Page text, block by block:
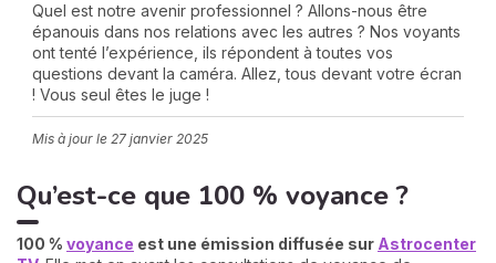
Quel est notre avenir professionnel ? Allons-nous être
épanouis dans nos relations avec les autres ? Nos voyants
ont tenté l’expérience, ils répondent à toutes vos
questions devant la caméra. Allez, tous devant votre écran
! Vous seul êtes le juge !
Mis à jour le 27 janvier 2025
Qu’est-ce que 100 % voyance ?
100 % voyance est une émission diffusée sur Astrocenter